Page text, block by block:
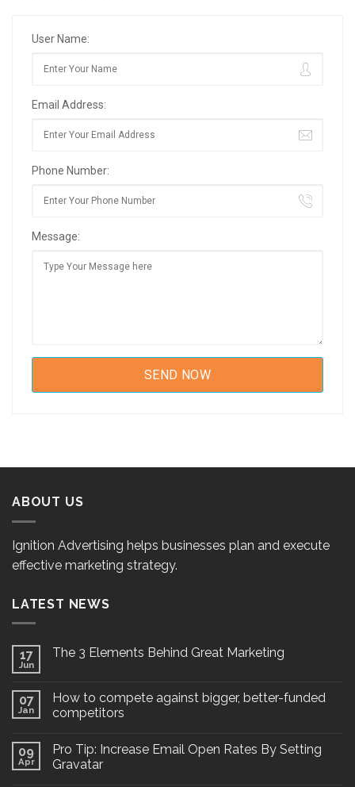
User Name:
Email Address:
Phone Number:
Message:
ABOUT US
Ignition Advertising helps businesses plan and execute
effective marketing strategy.
LATEST NEWS
17
Jun
The 3 Elements Behind Great Marketing
07
Jan
How to compete against bigger, better-funded
competitors
09
Apr
Pro Tip: Increase Email Open Rates By Setting
Gravatar